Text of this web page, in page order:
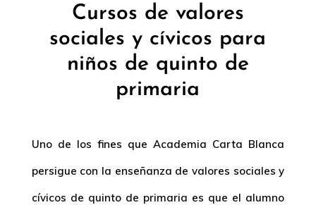
Cursos de valores
sociales y cívicos para
niños de quinto de
primaria
Uno de los fines que Academia Carta Blanca
persigue con la enseñanza de valores sociales y
cívicos de quinto de primaria es que el alumno